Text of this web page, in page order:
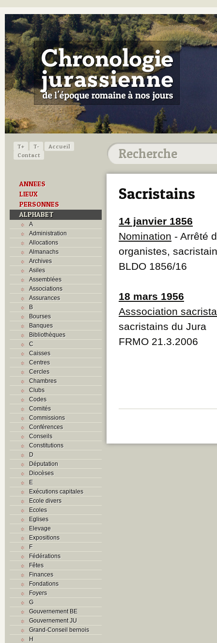
T+ T-
Accueil
Contact
ANNEES
LIEUX
PERSONNES
ALPHABET
A
Administration
Allocations
Almanachs
Archives
Asiles
Assemblées
Associations
Assurances
B
Bourses
Banques
Bibliothèques
C
Caisses
Centres
Cercles
Chambres
Clubs
Codes
Comités
Commissions
Conférences
Conseils
Constitutions
D
Députation
Diocèses
E
Exécutions capitales
Ecole divers
Ecoles
Eglises
Elevage
Expositions
F
Fédérations
Fêtes
Finances
Fondations
Foyers
G
Gouvernement BE
Gouvernement JU
Grand-Conseil bernois
H
Sacristains
14 janvier 1856
Nomination - Arrêté
organistes,
BLDO 1856/16
18 mars 1956
Asssociation
sacristains du Jura
FRMO 21.3.2006